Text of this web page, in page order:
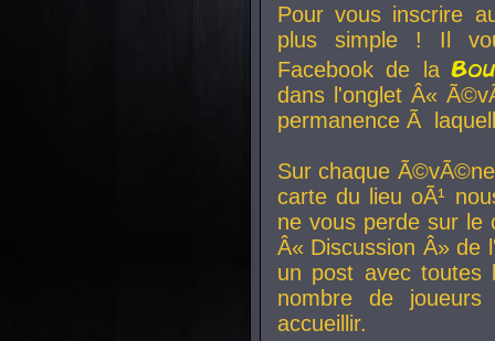
Pour vous inscrire
plus simple ! Il
Facebook de la
dans l'onglet Â«
permanence Ã
Sur chaque
carte du lieu oÃ¹
ne vous perde sur le
Â« Discussion Â» de
un post avec toutes
nombre de
accueillir.